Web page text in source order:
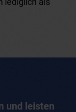
und leisten